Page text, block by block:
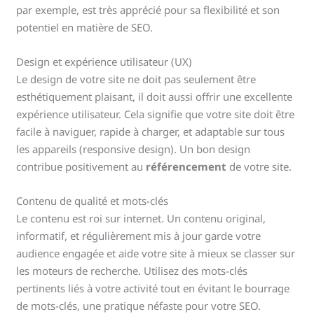
par exemple, est très apprécié pour sa flexibilité et son
potentiel en matière de SEO.
Design et expérience utilisateur (UX)
Le design de votre site ne doit pas seulement être
esthétiquement plaisant, il doit aussi offrir une excellente
expérience utilisateur. Cela signifie que votre site doit être
facile à naviguer, rapide à charger, et adaptable sur tous
les appareils (responsive design). Un bon design
contribue positivement au référencement de votre site.
Contenu de qualité et mots-clés
Le contenu est roi sur internet. Un contenu original,
informatif, et régulièrement mis à jour garde votre
audience engagée et aide votre site à mieux se classer sur
les moteurs de recherche. Utilisez des mots-clés
pertinents liés à votre activité tout en évitant le bourrage
de mots-clés, une pratique néfaste pour votre SEO.